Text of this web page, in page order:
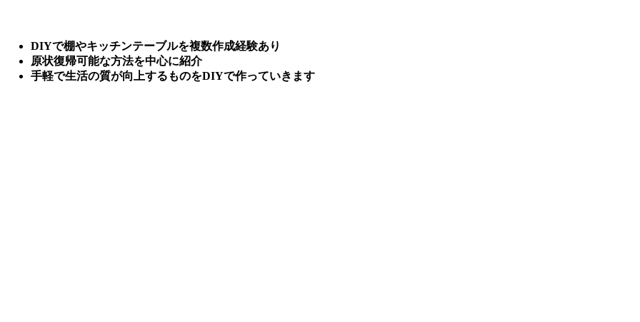
DIYで棚やキッチンテーブルを複数作成経験あり
原状復帰可能な方法を中心に紹介
手軽で生活の質が向上するものをDIYで作っていきます